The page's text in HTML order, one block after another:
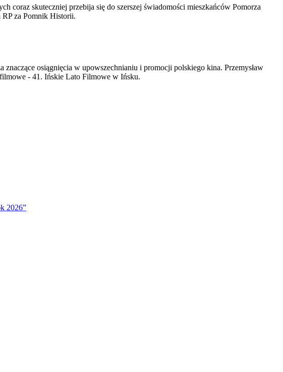
coraz skuteczniej przebija się do szerszej świadomości mieszkańców Pomorza
RP za Pomnik Historii.
osiągnięcia w upowszechnianiu i promocji polskiego kina. Przemysław
- 41. Ińskie Lato Filmowe w Ińsku.
2026”